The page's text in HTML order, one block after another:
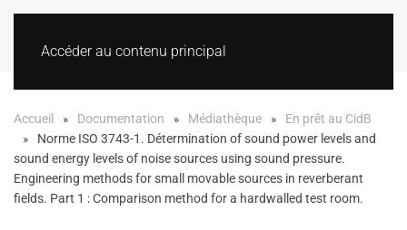
Accéder au contenu principal
Accueil Documentation Médiathèque
En prêt au CidB
Norme ISO 3743-1. Détermination of sound power levels and
sound energy levels of noise sources using sound pressure.
Engineering methods for small movable sources in reverberant
fields. Part 1 : Comparison method for a hardwalled test room.